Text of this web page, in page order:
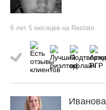
6 лет 5 месяцев на Restate